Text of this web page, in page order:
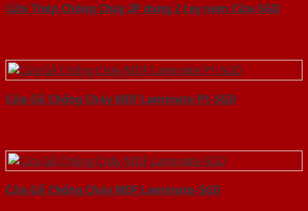
Cửa Thép Chống Cháy 2P dung 2 tay nam Cửa-SGD
Cửa Gỗ Chống Cháy MDF Laminate P1-SGD
Cửa Gỗ Chống Cháy MDF Laminate-SGD